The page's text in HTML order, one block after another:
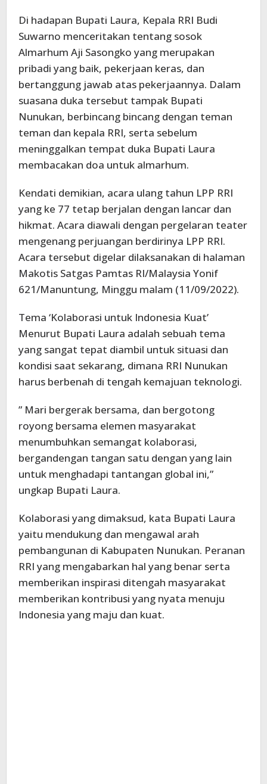
Di hadapan Bupati Laura, Kepala RRI Budi
Suwarno menceritakan tentang sosok
Almarhum Aji Sasongko yang merupakan
pribadi yang baik, pekerjaan keras, dan
bertanggung jawab atas pekerjaannya. Dalam
suasana duka tersebut tampak Bupati
Nunukan, berbincang bincang dengan teman
teman dan kepala RRI, serta sebelum
meninggalkan tempat duka Bupati Laura
membacakan doa untuk almarhum.
Kendati demikian, acara ulang tahun LPP RRI
yang ke 77 tetap berjalan dengan lancar dan
hikmat. Acara diawali dengan pergelaran teater
mengenang perjuangan berdirinya LPP RRI.
Acara tersebut digelar dilaksanakan di halaman
Makotis Satgas Pamtas RI/Malaysia Yonif
621/Manuntung, Minggu malam (11/09/2022).
Tema ‘Kolaborasi untuk Indonesia Kuat’
Menurut Bupati Laura adalah sebuah tema
yang sangat tepat diambil untuk situasi dan
kondisi saat sekarang, dimana RRI Nunukan
harus berbenah di tengah kemajuan teknologi.
” Mari bergerak bersama, dan bergotong
royong bersama elemen masyarakat
menumbuhkan semangat kolaborasi,
bergandengan tangan satu dengan yang lain
untuk menghadapi tantangan global ini,”
ungkap Bupati Laura.
Kolaborasi yang dimaksud, kata Bupati Laura
yaitu mendukung dan mengawal arah
pembangunan di Kabupaten Nunukan. Peranan
RRI yang mengabarkan hal yang benar serta
memberikan inspirasi ditengah masyarakat
memberikan kontribusi yang nyata menuju
Indonesia yang maju dan kuat.